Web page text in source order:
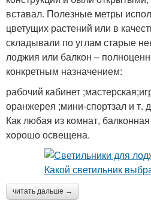
вставал. Полезные метры
цветущих растений или в
складывали по углам старые
лоджия или балкон –
конкретным назначением:
рабочий кабинет
оранжерея ;мини-спортзал и т.
Как любая из комнат,
хорошо освещена.
читать дальше →